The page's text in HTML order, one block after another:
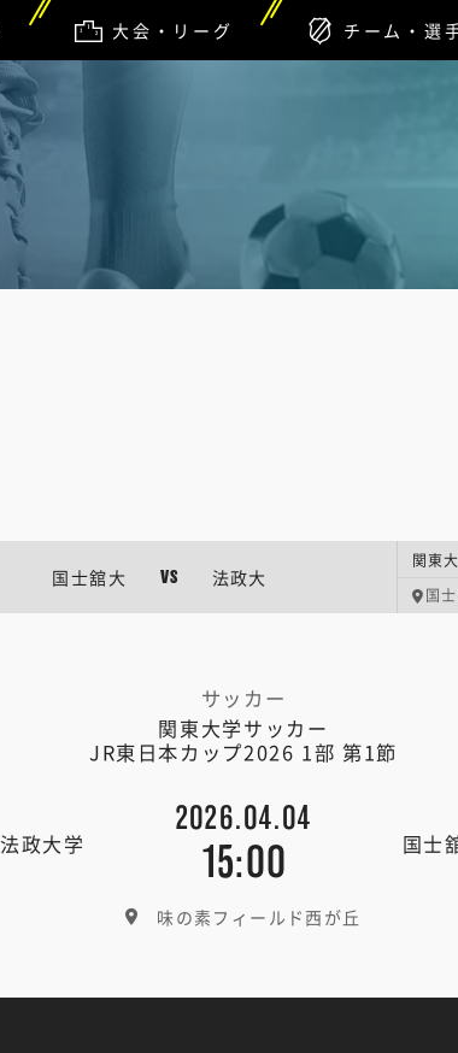
大会・リーグ チーム・選
国士舘大 VS 法政大
国
サッカー
関東大学サッカー
JR東日本カップ2026 1部 第1節
法政大学
2026.04.04
15:00 国士
味の素フィールド西が丘